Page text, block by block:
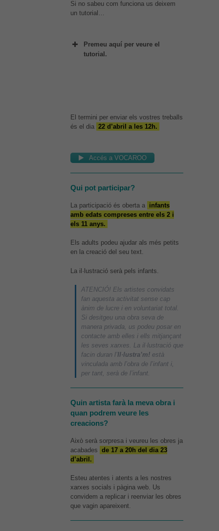
Si no sabeu com funciona us deixem
un tutorial…
Premeu aquí per veure el
tutorial.
El termini per enviar els vostres treballs
és el dia 22 d’abril a les 12h.
Accés a VOCAROO
Qui pot participar?
La participació és oberta a
infants
amb edats compreses entre els 2 i
els 11 anys.
Els adults podeu ajudar als més petits
en la creació del seu text.
La il·lustració serà pels infants.
ATENCIÓ! Els artistes convidats
fan aquesta activitat sense cap
ànim de lucre i en voluntariat total.
Si desitgeu una obra seva de
manera privada, us podeu posar en
contacte amb elles i ells mitjançant
les seves xarxes. La il·lustració que
facin duran l’Il·lustra’m! està
vinculada amb l’obra de l’infant i,
per tant, serà de l’infant.
Quin artista farà la meva obra i
quan podrem veure les
creacions?
Això serà sorpresa i veureu les obres ja
acabades de 17 a 20h del dia 23
d’abril.
Esteu atentes i atents a les nostres
xarxes socials i pàgina web. Us
convidem a replicar i reenviar les obres
que vagin apareixent.
Necessàries
Aquestes
cookies no
són
opcionals,
per al bon
funcionament
Estadístiques
necessitem
aquestes
cookies.